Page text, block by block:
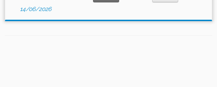
14/06/2026